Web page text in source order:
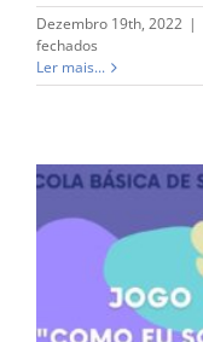
Dezembro 19th, 2022 |
fechados
Make-
A-
Ler mais...